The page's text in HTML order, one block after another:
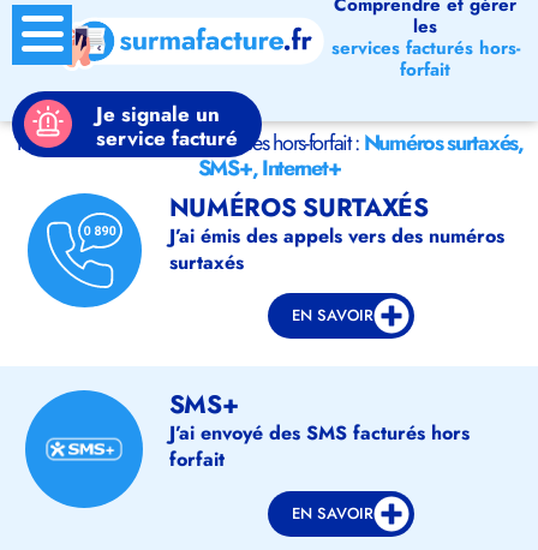
les
services facturés hors-
forfait
Je signale un
service facturé
Tout savoir ou signaler les services hors-forfait :Numéros surtaxés,
SMS+, Internet+
NUMÉROS SURTAXÉS
J’ai émis des appels vers des numéros
surtaxés
EN SAVOIR
SMS+
J’ai envoyé des SMS facturés hors
forfait
EN SAVOIR